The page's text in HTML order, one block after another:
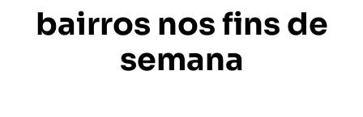
bairros nos fins de
semana